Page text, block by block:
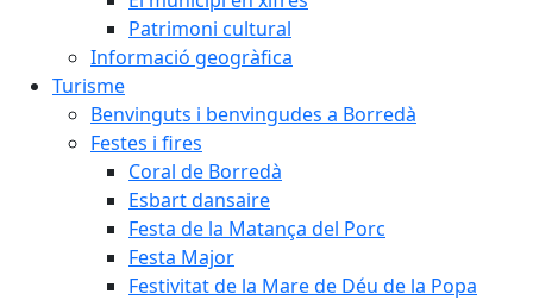
Patrimoni cultural
Informació geogràfica
Turisme
Benvinguts i benvingudes a Borredà
Festes i fires
Coral de Borredà
Esbart dansaire
Festa de la Matança del Porc
Festa Major
Festivitat de la Mare de Déu de la Popa